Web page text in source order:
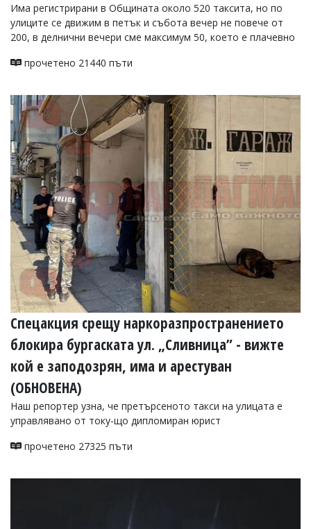
Има регистрирани в Общината около 520 таксита, но по
улиците се движим в петък и събота вечер не повече от
200, в делнични вечери сме максимум 50, което е плачевно
прочетено 21440 пъти
Спецакция срещу наркоразпространението
блокира бургаската ул. „Сливница” - вижте
кой е заподозрян, има и арестуван
(ОБНОВЕНА)
Наш репортер узна, че претърсеното такси на улицата е
управлявано от току-що дипломиран юрист
прочетено 27325 пъти